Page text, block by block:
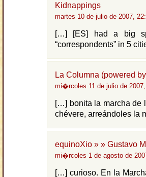
Kidnappings
martes 10 de julio de 2007,
[…] [ES] had a big
“correspondents” in 5
La Columna (powered
mi�rcoles 11 de julio de
[…] bonita la marcha de
chévere, arreándoles la
equinoXio » » Gustavo
mi�rcoles 1 de agosto de
[…] curioso. En la